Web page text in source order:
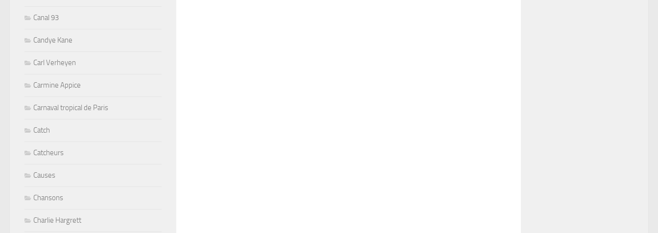
Canal 93
Candye Kane
Carl Verheyen
Carmine Appice
Carnaval tropical de Paris
Catch
Catcheurs
Causes
Chansons
Charlie Hargrett